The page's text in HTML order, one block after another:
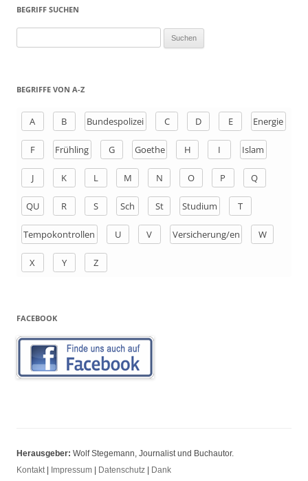
BEGRIFF SUCHEN
h
BEGRIFFE VON A-Z
A B Bundespolizei C D E Energie
F Frühling G Goethe H I Islam
J K L M N O P Q
QU R S Sch St Studium T
Tempokontrollen U V Versicherung/en W
X Y Z
FACEBOOK
Herausgeber: Wolf Stegemann, Journalist und Buchautor.
Kontakt | Impressum | Datenschutz | Dank